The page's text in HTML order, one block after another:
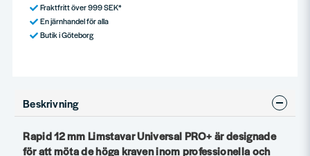
Fraktfritt över 999 SEK*
En järnhandel för alla
Butik i Göteborg
Beskrivning
Rapid 12 mm Limstavar Universal PRO+ är designade
för att möta de höga kraven inom professionella och